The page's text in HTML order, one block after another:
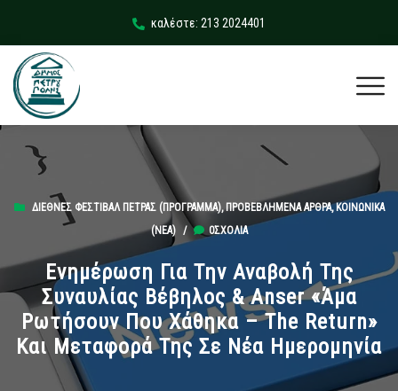
καλέστε: 213 2024401
ΔΙΕΘΝΈΣ ΦΕΣΤΙΒΆΛ ΠΈΤΡΑΣ (ΠΡΟΓΡΑΜΜΑ),ΠΡΟΒΕΒΛΗΜΈΝΑ ΆΡΘΡΑ, ΚΟΙΝΩΝΙΚΆ
(ΝΕΑ)/ 0ΣΧΌΛΙΑ
Ενημέρωση Για Την Αναβολή Της
Συναυλίας Βέβηλος & Anser «Άμα
Ρωτήσουν Που Χάθηκα – The Return»
Και Μεταφορά Της Σε Νέα Ημερομηνία